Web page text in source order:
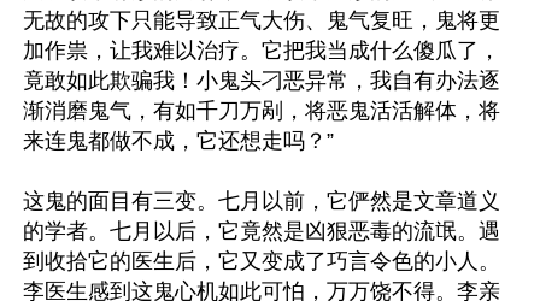
无故的攻下只能导致正气大伤、鬼气复旺，鬼将更
加作祟，让我难以治疗。它把我当成什么傻瓜了，
竟敢如此欺骗我！小鬼头刁恶异常，我自有办法逐
渐消磨鬼气，有如千刀万剐，将恶鬼活活解体，将
来连鬼都做不成，它还想走吗？”
这鬼的面目有三变。七月以前，它俨然是文章道义
的学者。七月以后，它竟然是凶狠恶毒的流氓。遇
到收拾它的医生后，它又变成了巧言令色的小人。
李医生感到这鬼心机如此可怕，万万饶不得。李亲